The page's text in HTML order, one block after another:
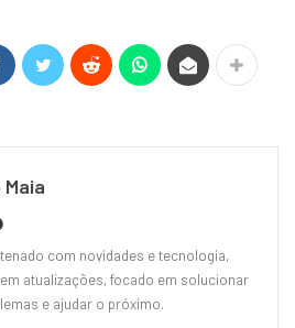
Maia
com novidades e tecnologia,
atualizações, focado em solucionar
e ajudar o próximo.